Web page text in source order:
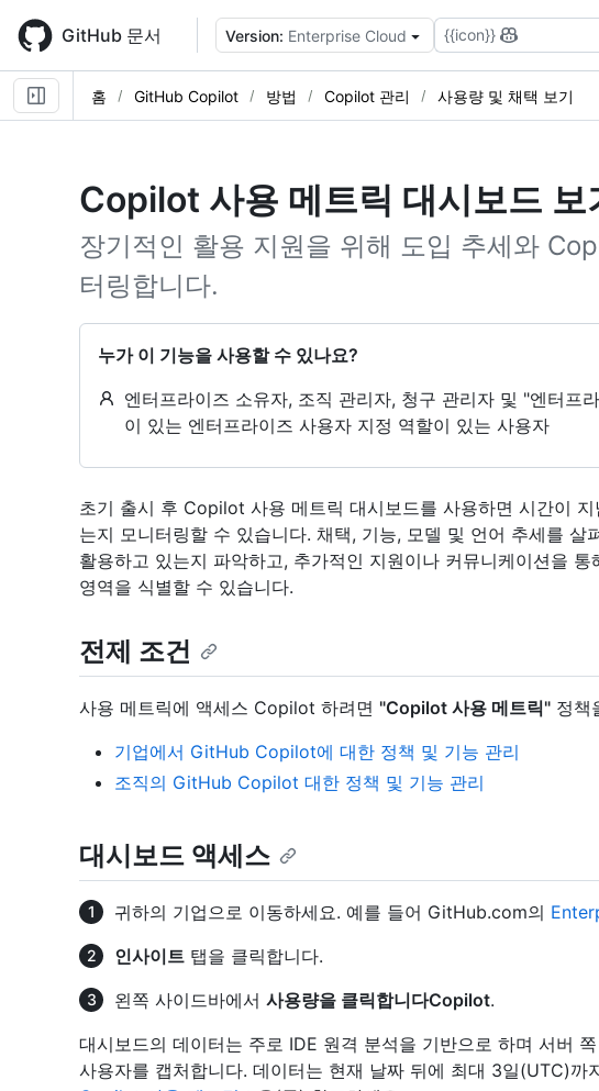
main
content
GitHub 문서 Version: Enterprise Cloud {{icon}}
홈 GitHub Copilot 방법 Copilot 관리 사용량 및 채택 보기
Copilot 사용 메트릭 대시보드 보
장기적인 활용 지원을 위해 도입 추세와
터링합니다.
누가 이 기능을 사용할 수 있나요?
엔터프라이즈 소유자, 조직 관리자, 청구 관리자 및 "엔터프
이 있는 엔터프라이즈 사용자 지정 역할이 있는 사용자
초기 출시 후 Copilot 사용 메트릭 대시보드를 사용하면 시간이
는지 모니터링할 수 있습니다. 채택, 기능, 모델 및 언어 추세를
활용하고 있는지 파악하고, 추가적인 지원이나 커뮤니케이션을
영역을 식별할 수 있습니다.
전제 조건
사용 메트릭에 액세스 Copilot 하려면 "Copilot 사용 메트릭" 정책
기업에서 GitHub Copilot에 대한 정책 및 기능 관리
조직의 GitHub Copilot 대한 정책 및 기능 관리
대시보드 액세스
귀하의 기업으로 이동하세요. 예를 들어 GitHub.com의
인사이트 탭을 클릭합니다.
왼쪽 사이드바에서 사용량을 클릭합니다Copilot.
대시보드의 데이터는 주로 IDE 원격 분석을 기반으로 하며 서버
사용자를 캡처합니다. 데이터는 현재 날짜 뒤에 최대 3일(UTC)까